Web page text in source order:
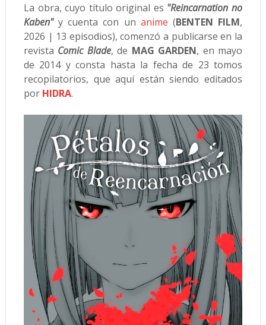
La obra, cuyo título original es "Reincarnation no
Kaben"y cuenta con un anime (BENTEN FILM,
2026 | 13 episodios), comenzó a publicarse en la
revista Comic Blade, de MAG GARDEN, en mayo
de 2014 y consta hasta la fecha de 23 tomos
recopilatorios, que aquí están siendo editados
por HIDRA.